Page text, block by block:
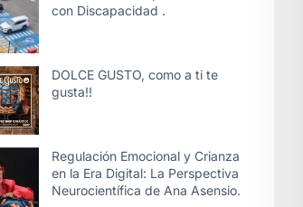
con Discapacidad .
DOLCE GUSTO, como a ti te
gusta!!
Regulación Emocional y Crianza
en la Era Digital: La Perspectiva
Neurocientífica de Ana Asensio.